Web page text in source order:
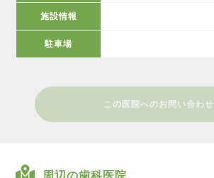
施設情報
駐車場
この医院へのお問い合わせ